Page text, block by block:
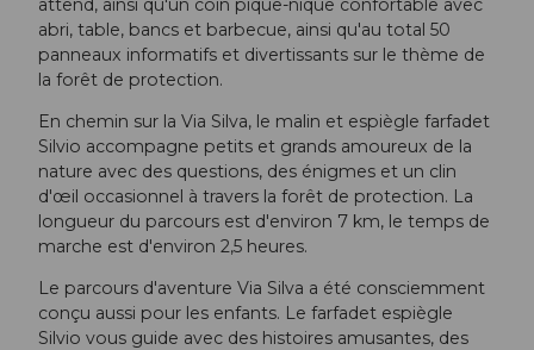
attend, ainsi qu'un coin pique-nique confortable avec
abri, table, bancs et barbecue, ainsi qu'au total 50
panneaux informatifs et divertissants sur le thème de
la forêt de protection.
En chemin sur la Via Silva, le malin et espiègle farfadet
Silvio accompagne petits et grands amoureux de la
nature avec des questions, des énigmes et un clin
d'œil occasionnel à travers la forêt de protection. La
longueur du parcours est d'environ 7 km, le temps de
marche est d'environ 2,5 heures.
Le parcours d'aventure Via Silva a été consciemment
conçu aussi pour les enfants. Le farfadet espiègle
Silvio vous guide avec des histoires amusantes, des